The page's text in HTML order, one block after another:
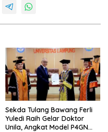
Sekda Tulang Bawang Ferli
Yuledi Raih Gelar Doktor
Unila, Angkat Model P4GN